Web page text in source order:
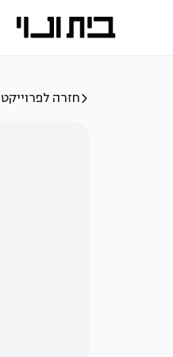
חזרה